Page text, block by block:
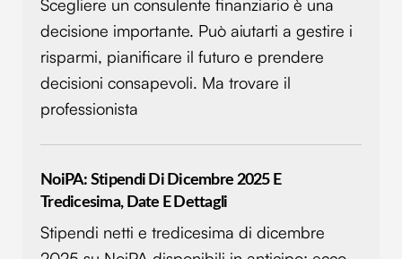
Scegliere un consulente finanziario è una
decisione importante. Può aiutarti a gestire i
risparmi, pianificare il futuro e prendere
decisioni consapevoli. Ma trovare il
professionista
NoiPA: Stipendi Di Dicembre 2025 E
Tredicesima, Date E Dettagli
Stipendi netti e tredicesima di dicembre